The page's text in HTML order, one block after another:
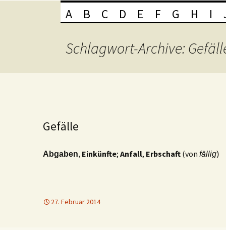
A B C D E F G H I
Schlagwort-Archive:
Gefälle
Abgaben, Einkünfte; Anfall, Erbschaft (von fällig)
27. Februar 2014